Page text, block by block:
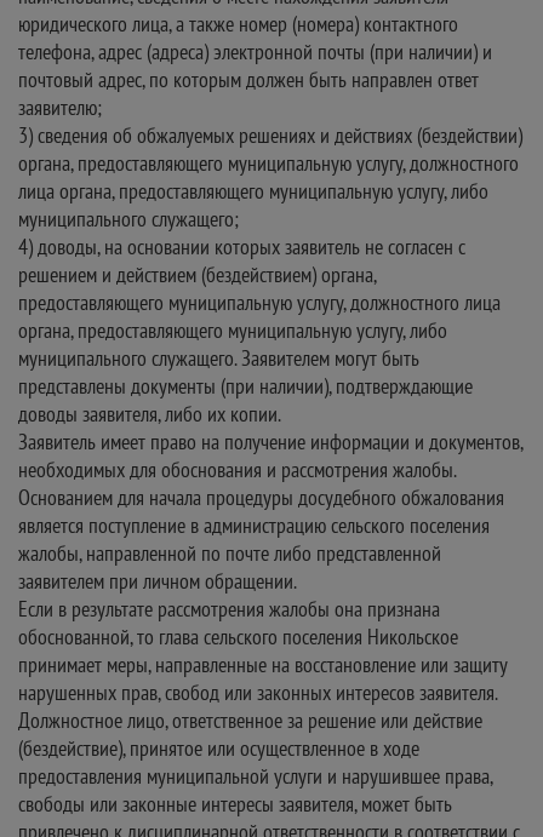
юридического лица, а также номер (номера) контактного
телефона, адрес (адреса) электронной почты (при наличии) и
почтовый адрес, по которым должен быть направлен ответ
заявителю;
3) сведения об обжалуемых решениях и действиях (бездействии)
органа, предоставляющего муниципальную услугу, должностного
лица органа, предоставляющего муниципальную услугу, либо
муниципального служащего;
4) доводы, на основании которых заявитель не согласен с
решением и действием (бездействием) органа,
предоставляющего муниципальную услугу, должностного лица
органа, предоставляющего муниципальную услугу, либо
муниципального служащего. Заявителем могут быть
представлены документы (при наличии), подтверждающие
доводы заявителя, либо их копии.
Заявитель имеет право на получение информации и документов,
необходимых для обоснования и рассмотрения жалобы.
Основанием для начала процедуры досудебного обжалования
является поступление в администрацию сельского поселения
жалобы, направленной по почте либо представленной
заявителем при личном обращении.
Если в результате рассмотрения жалобы она признана
обоснованной, то глава сельского поселения Никольское
принимает меры, направленные на восстановление или защиту
нарушенных прав, свобод или законных интересов заявителя.
Должностное лицо, ответственное за решение или действие
(бездействие), принятое или осуществленное в ходе
предоставления муниципальной услуги и нарушившее права,
свободы или законные интересы заявителя, может быть